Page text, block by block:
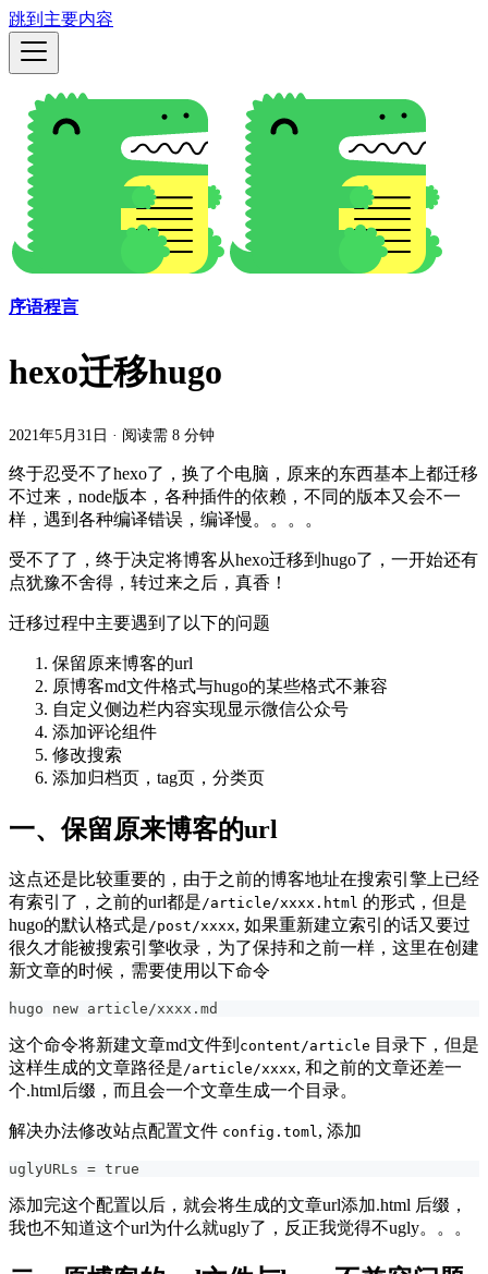
跳到主要内容
序语程言
hexo迁移hugo
2021年5月31日 · 阅读需 8 分钟
终于忍受不了hexo了，换了个电脑，原来的东西基本上都迁移
不过来，node版本，各种插件的依赖，不同的版本又会不一
样，遇到各种编译错误，编译慢。。。。
受不了了，终于决定将博客从hexo迁移到hugo了，一开始还有
点犹豫不舍得，转过来之后，真香！
迁移过程中主要遇到了以下的问题
保留原来博客的url
原博客md文件格式与hugo的某些格式不兼容
自定义侧边栏内容实现显示微信公众号
添加评论组件
修改搜索
添加归档页，tag页，分类页
一、保留原来博客的url
这点还是比较重要的，由于之前的博客地址在搜索引擎上已经
有索引了，之前的url都是 /article/xxxx.html 的形式，但是
hugo的默认格式是 /post/xxxx, 如果重新建立索引的话又要过
很久才能被搜索引擎收录，为了保持和之前一样，这里在创建
新文章的时候，需要使用以下命令
hugo new article/xxxx.md
这个命令将新建文章md文件到 content/article 目录下，但是
这样生成的文章路径是 /article/xxxx, 和之前的文章还差一
个.html后缀，而且会一个文章生成一个目录。
解决办法修改站点配置文件 config.toml , 添加
uglyURLs = true
添加完这个配置以后，就会将生成的文章url添加.html 后缀，
我也不知道这个url为什么就ugly了，反正我觉得不ugly。。。